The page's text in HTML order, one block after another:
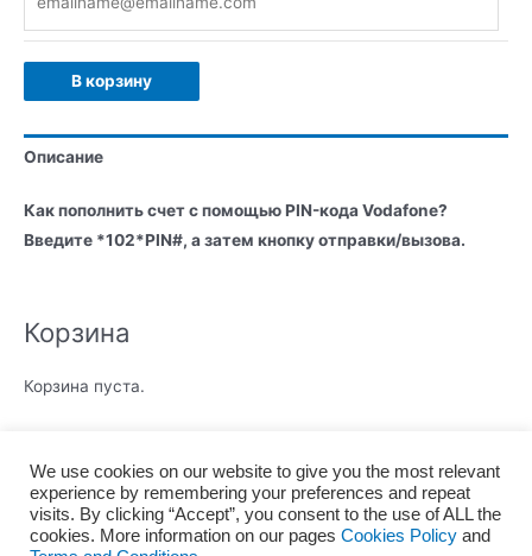
В корзину
Описание
Как пополнить счет с помощью PIN-кода Vodafone?
Введите *102*PIN#, а затем кнопку отправки/вызова.
Корзина
Корзина пуста.
Главная О нас
Правила и условия
Политика конфиденциальности
Политика файлов Cookie
We use cookies on our website to give you the most relevant
experience by remembering your preferences and repeat
visits. By clicking “Accept”, you consent to the use of ALL the
cookies. More information on our pages Cookies Policy and